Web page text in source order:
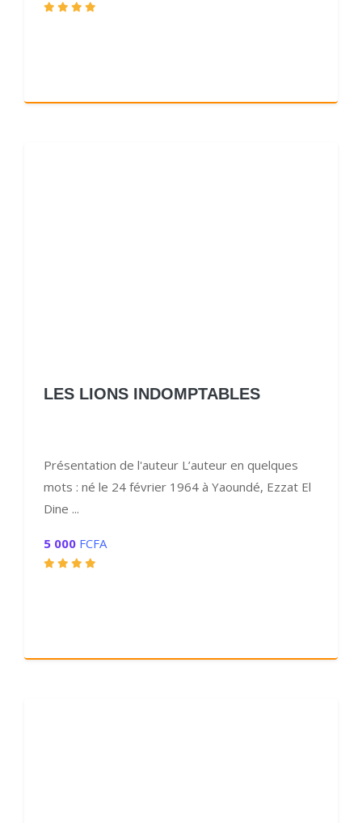
LES LIONS INDOMPTABLES
Présentation de l'auteur L’auteur en quelques
mots : né le 24 février 1964 à Yaoundé, Ezzat El
Dine ...
5 000 FCFA